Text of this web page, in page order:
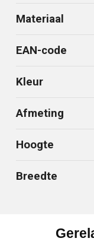
Materiaal
EAN-code
Kleur
Afmeting
Hoogte
Breedte